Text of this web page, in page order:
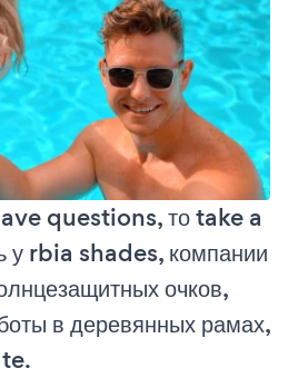
questions, то take a
у rbia shades, компании
очков,
в деревянных рамах,